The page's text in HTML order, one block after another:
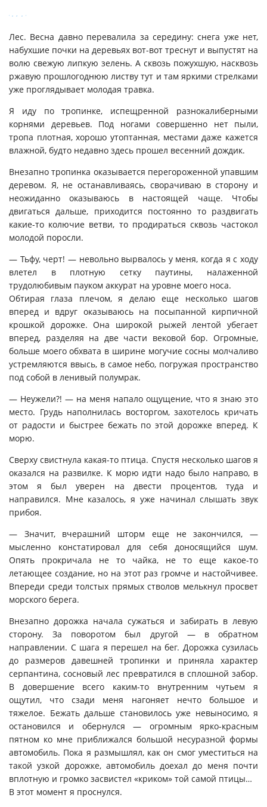
Лес. Весна давно перевалила за середину: снега уже нет,
набухшие почки на деревьях вот-вот треснут и выпустят на
волю свежую липкую зелень. А сквозь пожухшую, насквозь
ржавую прошлогоднюю листву тут и там яркими стрелками
уже проглядывает молодая травка.
Я иду по тропинке, испещренной разнокалиберными
корнями деревьев. Под ногами совершенно нет пыли,
тропа плотная, хорошо утоптанная, местами даже кажется
влажной, будто недавно здесь прошел весенний дождик.
Внезапно тропинка оказывается перегороженной упавшим
деревом. Я, не останавливаясь, сворачиваю в сторону и
неожиданно оказываюсь в настоящей чаще. Чтобы
двигаться дальше, приходится постоянно то раздвигать
какие-то колючие ветви, то продираться сквозь частокол
молодой поросли.
— Тьфу, черт! — невольно вырвалось у меня, когда я с ходу
влетел в плотную сетку паутины, налаженной
трудолюбивым пауком аккурат на уровне моего носа.
Обтирая глаза плечом, я делаю еще несколько шагов
вперед и вдруг оказываюсь на посыпанной кирпичной
крошкой дорожке. Она широкой рыжей лентой убегает
вперед, разделяя на две части вековой бор. Огромные,
больше моего обхвата в ширине могучие сосны молчаливо
устремляются ввысь, в самое небо, погружая пространство
под собой в ленивый полумрак.
— Неужели?! — на меня напало ощущение, что я знаю это
место. Грудь наполнилась восторгом, захотелось кричать
от радости и быстрее бежать по этой дорожке вперед. К
морю.
Сверху свистнула какая-то птица. Спустя несколько шагов я
оказался на развилке. К морю идти надо было направо, в
этом я был уверен на двести процентов, туда и
направился. Мне казалось, я уже начинал слышать звук
прибоя.
— Значит, вчерашний шторм еще не закончился, —
мысленно констатировал для себя доносящийся шум.
Опять прокричала не то чайка, не то еще какое-то
летающее создание, но на этот раз громче и настойчивее.
Впереди среди толстых прямых стволов мелькнул просвет
морского берега.
Внезапно дорожка начала сужаться и забирать в левую
сторону. За поворотом был другой — в обратном
направлении. С шага я перешел на бег. Дорожка сузилась
до размеров давешней тропинки и приняла характер
серпантина, сосновый лес превратился в сплошной забор.
В довершение всего каким-то внутренним чутьем я
ощутил, что сзади меня нагоняет нечто большое и
тяжелое. Бежать дальше становилось уже невыносимо, я
остановился и обернулся — огромным ярко-красным
пятном ко мне приближался большой несуразной формы
автомобиль. Пока я размышлял, как он смог уместиться на
такой узкой дорожке, автомобиль доехал до меня почти
вплотную и громко засвистел «криком» той самой птицы…
В этот момент я проснулся.